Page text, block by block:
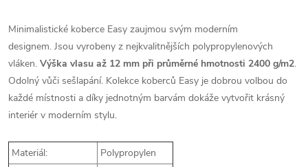
Minimalistické koberce Easy zaujmou svým moderním
designem. Jsou vyrobeny z nejkvalitnějších polypropylenových
vláken. Výška vlasu až 12 mm při průměrné hmotnosti 2400 g/m2.
Odolný vůči sešlapání. Kolekce koberců Easy je dobrou volbou do
každé místnosti a díky jednotným barvám dokáže vytvořit krásný
interiér v moderním stylu.
Materiál:
Polypropylen